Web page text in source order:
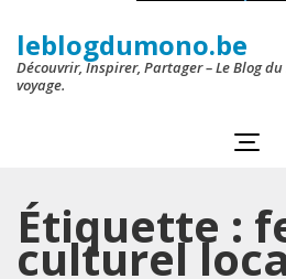
leblogdumono.be
Découvrir, Inspirer, Partager – Le Blog
voyage.
Étiquette :
culturel